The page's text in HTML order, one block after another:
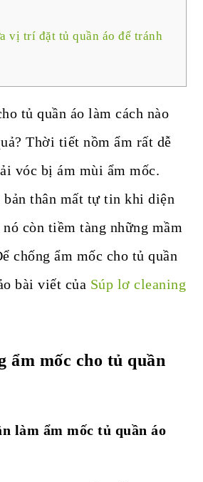
vị trí đặt tủ quần áo để tránh
tủ quần áo làm cách nào
Thời tiết nồm ẩm rất dễ
vóc bị ám mùi ẩm mốc.
thân mất tự tin khi diện
còn tiềm tàng những mầm
chống ẩm mốc cho tủ quần
bài viết của Súp lơ cleaning
ẩm mốc cho tủ quần
làm ẩm mốc tủ quần áo